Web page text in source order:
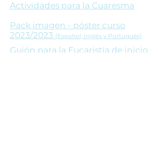
Actividades para la Cuaresma
Pack imagen - póster curso
2023/2023 (Español, Inglés y Portugués)
Guión para la Eucaristía de inicio